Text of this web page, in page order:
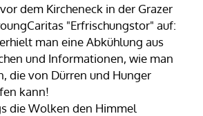
dem Kircheneck in der Grazer
"Erfrischungstor" auf:
man eine Abkühlung aus
und Informationen, wie man
die von Dürren und Hunger
kann!
die Wolken den Himmel